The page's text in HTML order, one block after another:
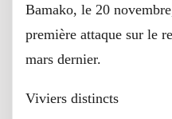
Bamako, le 20
première attaque sur le
mars dernier.
Viviers distincts